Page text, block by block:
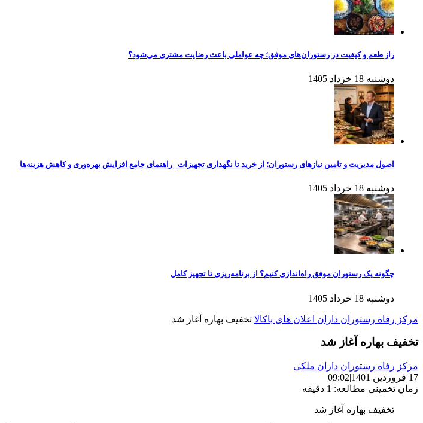
راز طعم و کیفیت در رستوران‌های موفق؛ چه عواملی باعث رضایت مشتری می‌شود؟
دوشنبه 18 خرداد 1405
اصول مدیریت و تامین نیازهای رستوران؛ از خرید تا نگهداری تجهیزات | راهنمای جامع افزایش بهره‌وری و کاهش هزینه‌ها
دوشنبه 18 خرداد 1405
چگونه یک رستوران موفق راه‌اندازی کنیم؟ از برنامه‌ریزی تا تجهیز کامل
دوشنبه 18 خرداد 1405
مرکز رفاه رستوران داران اعلان های باکالا تخفیف بهاره آغاز شد
تخفیف بهاره آغاز شد
مرکز رفاه رستوران داران ملکی
17 فروردین 1401
|
09:02
زمان تخمینی مطالعه: 1 دقیقه
تخفیف بهاره آغاز شد